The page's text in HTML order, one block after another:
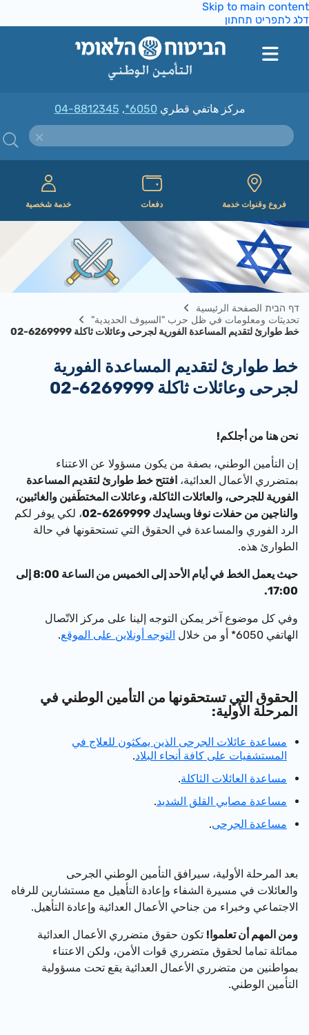
Skip to main
לתפריט תחתון
مركز هاتفي قطري*6050
,
04-8812345
فروع وقنوات خدمة دفعات خدمة شخصية
דף הבית الصفحة الرئيسية
تحديثات ومعلومات في ظل حرب "السيوف الحديدية"
خط طوارئ لتقديم المساعدة الفورية لجرحى وعائلات ثاكلة 6269999-02
خط طوارئ لتقديم المساعدة الفورية
لجرحى وعائلات ثاكلة 6269999-02
نحن هنا من أجلكم!
إن التأمين الوطني، بصفة من يكون مسؤولا عن الاعتناء
بمتضرري الأعمال العدائية،افتتح خط طوارئ لتقديم المساعدة
الفورية للجرحى، والعائلات الثاكلة، وعائلات المختطَفين والغائبين،
والناجين من حفلات نوفا وبسايدك 6269999-02
، لكي يوفر لكم
الرد الفوري والمساعدة في الحقوق التي تستحقونها في حالة
الطوارئ هذه.
حيث يعمل الخط في أيام الأحد إلى الخميس من الساعة 8:00 إلى
17:00.
وفي كل موضوع آخر يمكن التوجه إلينا على مركز الاتّصال
الهاتفي 6050* أو من خلال
التوجه أونلاين على الموقع.
الحقوق التي تستحقونها من التأمين الوطني في
المرحلة الأولية:
مساعدة عائلات الجرحى الذين يمكثون للعلاج في
المستشفيات على كافة أنحاء البلاد.
مساعدة العائلات الثاكلة.
مساعدة مصابي القلق الشديد.
مساعدة الجرحى.
بعد المرحلة الأولية، سيرافق التأمين الوطني الجرحى
والعائلات في مسيرة الشفاء وإعادة التأهيل مع مستشارين للرفاه
الاجتماعي وخبراء من جناحي الأعمال العدائية وإعادة التأهيل.
ومن المهم أن تعلموا!تكون حقوق متضرري الأعمال العدائية
مماثلة تماما لحقوق متضرري قوات الأمن، ولكن الاعتناء
بمواطنين من متضرري الأعمال العدائية يقع تحت مسؤولية
التأمين الوطني.